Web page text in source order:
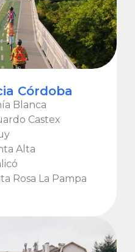
Córdoba
Blanca
Castex
Alta
Rosa La Pampa